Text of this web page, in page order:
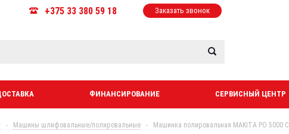
+375 33 380 59 18 Заказать звонок
ФИНАНСИРОВАНИЕ СЕРВИСНЫЙ ЦЕНТР
- Машины шлифовальные/полировальные - Машинка полировальная MAKITA PO 5000 C